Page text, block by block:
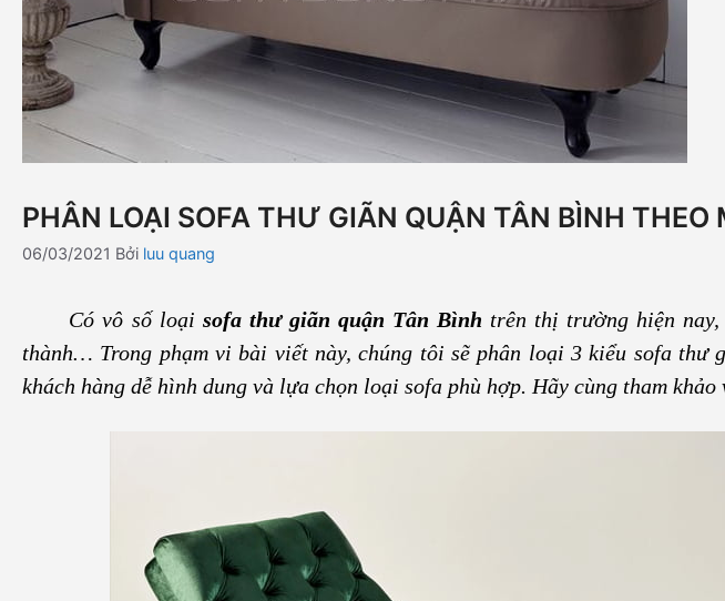
PHÂN LOẠI SOFA THƯ GIÃN QUẬN TÂN BÌNH
06/03/2021 Bởi luu quang
Có vô số loại sofa thư giãn quận Tân Bình trên thị trường hiện
thành… Trong phạm vi bài viết này, chúng tôi sẽ phân loại 3 kiểu sofa thư
khách hàng dễ hình dung và lựa chọn loại sofa phù hợp. Hãy cùng tham